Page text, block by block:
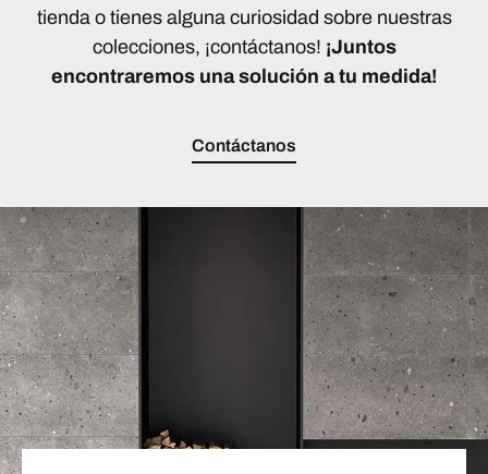
tienda o tienes alguna curiosidad sobre nuestras
colecciones, ¡contáctanos! ¡Juntos
encontraremos una solución a tu medida!
Contáctanos